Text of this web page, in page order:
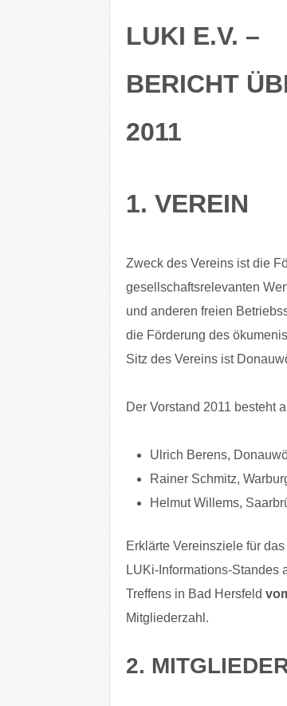
LUKI E.V. –
BERICHT
2011
1. VEREIN
Zweck des Vereins ist die
gesellschaftsrelevanten
und anderen freien
die Förderung des
Sitz des Vereins ist
Der Vorstand 2011 besteht
Ulrich Berens,
Rainer Schmitz,
Helmut Willems,
Erklärte Vereinsziele für
LUKi-Informations-Standes
Treffens in Bad Hersfeld
Mitgliederzahl.
2.